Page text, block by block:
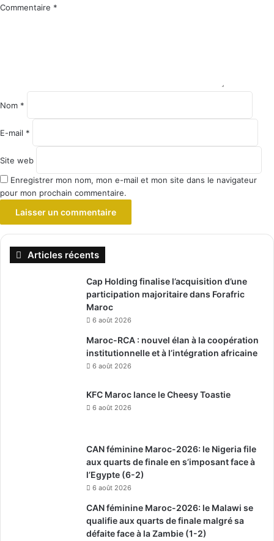
Commentaire *
Nom *
E-mail *
Site web
Enregistrer mon nom, mon e-mail et mon site dans le navigateur
pour mon prochain commentaire.
Articles récents
Cap Holding finalise l’acquisition d’une
participation majoritaire dans Forafric
Maroc
6 août 2026
Maroc-RCA : nouvel élan à la coopération
institutionnelle et à l’intégration africaine
6 août 2026
KFC Maroc lance le Cheesy Toastie
6 août 2026
CAN féminine Maroc-2026: le Nigeria file
aux quarts de finale en s’imposant face à
l’Egypte (6-2)
6 août 2026
CAN féminine Maroc-2026: le Malawi se
qualifie aux quarts de finale malgré sa
défaite face à la Zambie (1-2)